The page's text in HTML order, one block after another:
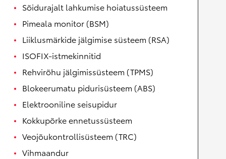
Sõidurajalt lahkumise hoiatussüsteem
Pimeala monitor (BSM)
Liiklusmärkide jälgimise süsteem (RSA)
ISOFIX-istmekinnitid
Rehvirõhu jälgimissüsteem (TPMS)
Blokeerumatu pidurisüsteem (ABS)
Elektrooniline seisupidur
Kokkupõrke ennetussüsteem
Veojõukontrollisüsteem (TRC)
Vihmaandur